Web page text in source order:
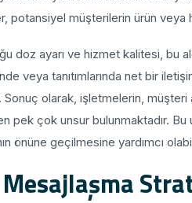
potansiyel müşterilerin ürün veya
doz ayarı ve hizmet kalitesi, bu
veya tanıtımlarında net bir
olarak, işletmelerin, müşteri
pek çok unsur bulunmaktadır. Bu
önüne geçilmesine yardımcı